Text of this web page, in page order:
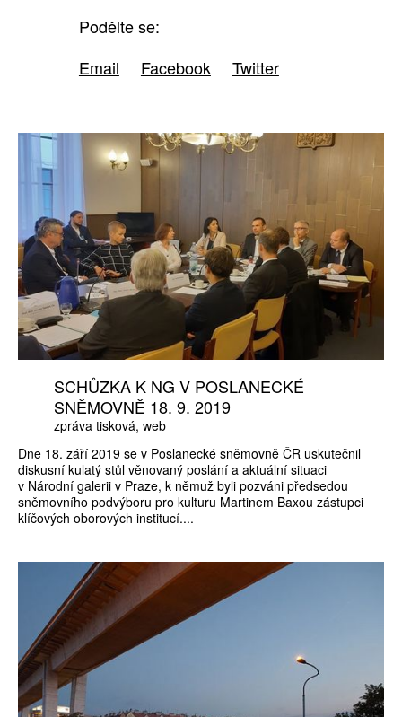
Podělte se:
Email
Facebook Twitter
SCHŮZKA K NG V POSLANECKÉ
SNĚMOVNĚ 18. 9. 2019
zpráva tisková web
Dne 18. září 2019 se v Poslanecké sněmovně ČR uskutečnil
diskusní kulatý stůl věnovaný poslání a aktuální situaci
v Národní galerii v Praze, k němuž byli pozváni předsedou
sněmovního podvýboru pro kulturu Martinem Baxou zástupci
klíčových oborových institucí....